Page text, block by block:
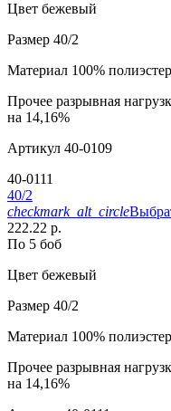
Цвет бежевый
Размер 40/2
Материал 100% полиэстер
Прочее разрывная
на 14,16%
Артикул 40-0109
40-0111
40/2
checkmark_alt_circle
222.22 р.
По 5 боб
Цвет бежевый
Размер 40/2
Материал 100% полиэстер
Прочее разрывная
на 14,16%